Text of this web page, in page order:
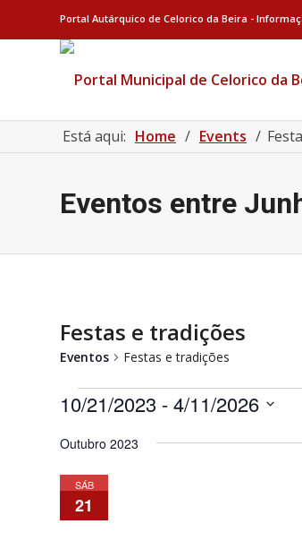
Portal Autárquico de Celorico da Beira -
Está aqui: Home / Events /
Eventos entre
Festas e tradições
Eventos Festas e tradições
Eventos
10/21/2023 - 4/11/2026
a
data.
Outubro 2023
SÁB
21